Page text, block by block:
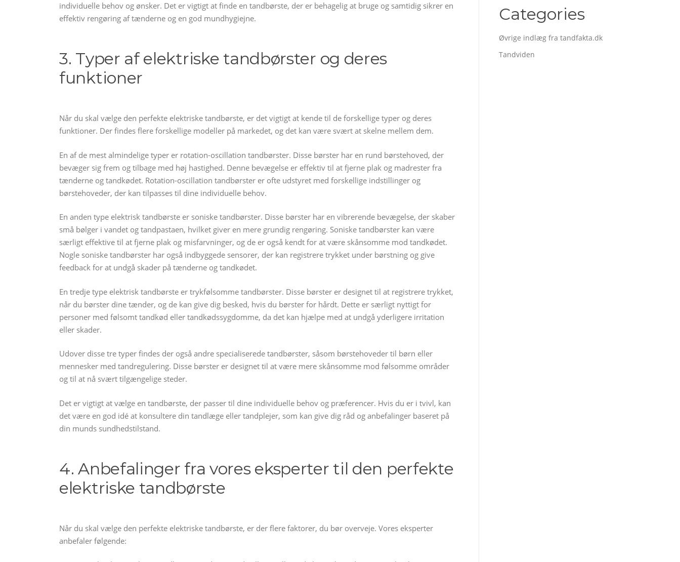
individuelle behov og ønsker. Det er vigtigt at finde en tandbørste, der er behagelig at bruge og samtidig sikrer en
effektiv rengøring af tænderne og en god mundhygiejne.
3. Typer af elektriske tandbørster og deres
funktioner
Når du skal vælge den perfekte elektriske tandbørste, er det vigtigt at kende til de forskellige typer og deres
funktioner. Der findes flere forskellige modeller på markedet, og det kan være svært at skelne mellem dem.
En af de mest almindelige typer er rotation-oscillation tandbørster. Disse børster har en rund børstehoved, der
bevæger sig frem og tilbage med høj hastighed. Denne bevægelse er effektiv til at fjerne plak og madrester fra
tænderne og tandkødet. Rotation-oscillation tandbørster er ofte udstyret med forskellige indstillinger og
børstehoveder, der kan tilpasses til dine individuelle behov.
En anden type elektrisk tandbørste er soniske tandbørster. Disse børster har en vibrerende bevægelse, der skaber
små bølger i vandet og tandpastaen, hvilket giver en mere grundig rengøring. Soniske tandbørster kan være
særligt effektive til at fjerne plak og misfarvninger, og de er også kendt for at være skånsomme mod tandkødet.
Nogle soniske tandbørster har også indbyggede sensorer, der kan registrere trykket under børstning og give
feedback for at undgå skader på tænderne og tandkødet.
En tredje type elektrisk tandbørste er trykfølsomme tandbørster. Disse børster er designet til at registrere trykket,
når du børster dine tænder, og de kan give dig besked, hvis du børster for hårdt. Dette er særligt nyttigt for
personer med følsomt tandkød eller tandkødssygdomme, da det kan hjælpe med at undgå yderligere irritation
eller skader.
Udover disse tre typer findes der også andre specialiserede tandbørster, såsom børstehoveder til børn eller
mennesker med tandregulering. Disse børster er designet til at være mere skånsomme mod følsomme områder
og til at nå svært tilgængelige steder.
Det er vigtigt at vælge en tandbørste, der passer til dine individuelle behov og præferencer. Hvis du er i tvivl, kan
det være en god idé at konsultere din tandlæge eller tandplejer, som kan give dig råd og anbefalinger baseret på
din munds sundhedstilstand.
4. Anbefalinger fra vores eksperter til den perfekte
elektriske tandbørste
Når du skal vælge den perfekte elektriske tandbørste, er der flere faktorer, du bør overveje. Vores eksperter
anbefaler følgende:
Categories
Øvrige indlæg fra tandfakta.dk
Tandviden